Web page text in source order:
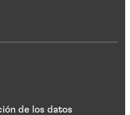
de los datos